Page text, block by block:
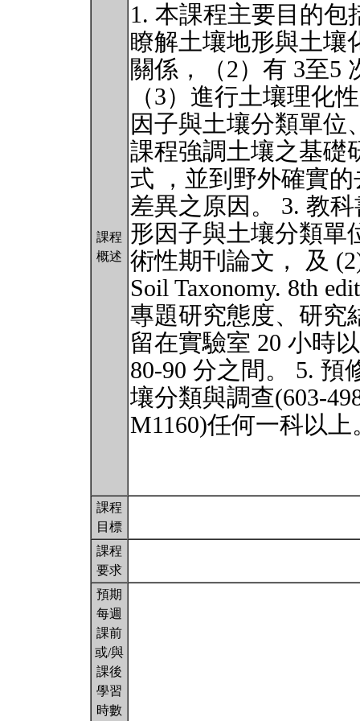
課程
概述
1. 本課程主要目的包
瞭解土壤地形與土壤
關係，（2）有 3至5
（3）進行土壤理化
因子與土壤分類單位
課程強調土壤之基礎
式 ，並到野外確實
差異之原因。 3. 教
形因子與土壤分類單
術性期刊論文， 及
Soil Taxonomy. 8th
專題研究態度、研究
留在實驗室 20 小時
80-90 分之間。 5. 預
壤分類與調查(603-
M1160)任何一科以上
課程
目標
課程
要求
預期
每週
課前
或/與
課後
學習
時數